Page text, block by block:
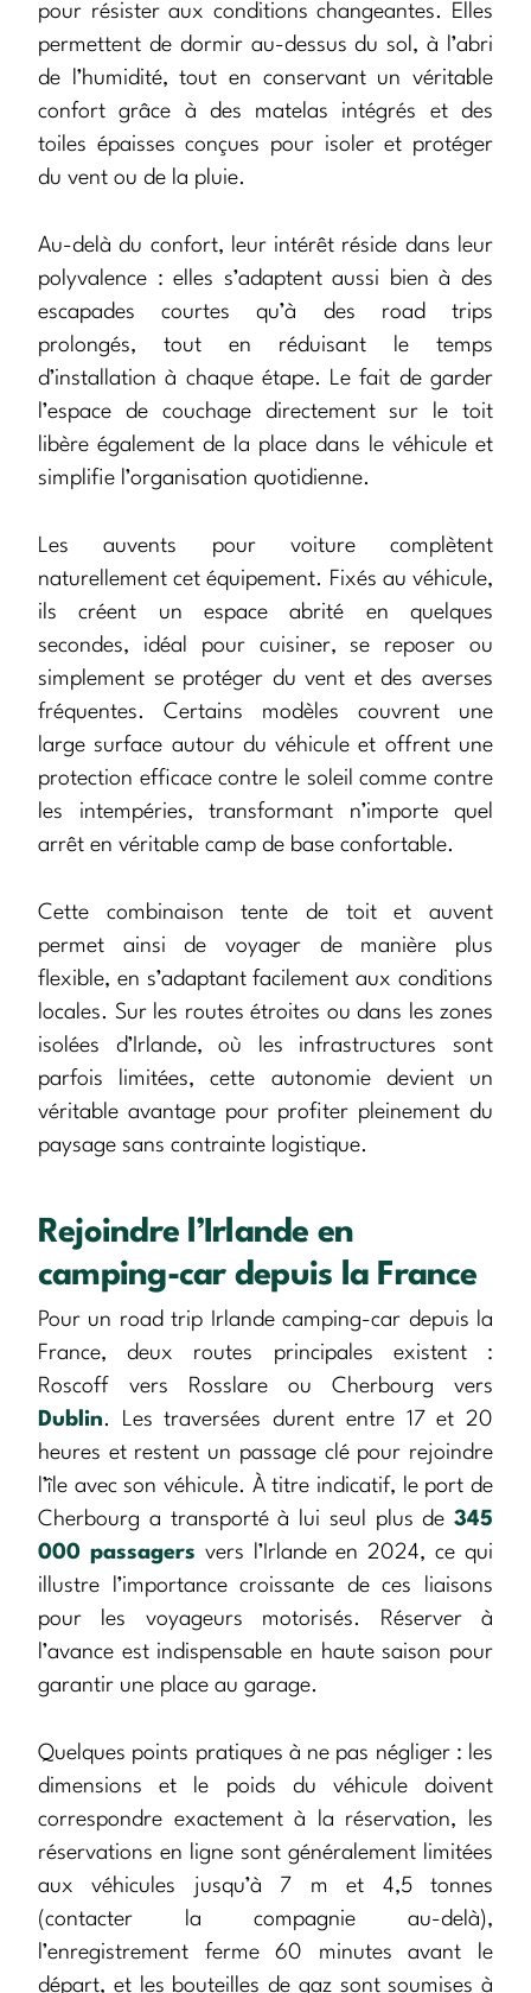
pour résister aux conditions changeantes. Elles
permettent de dormir au-dessus du sol, à l’abri
de l’humidité, tout en conservant un véritable
confort grâce à des matelas intégrés et des
toiles épaisses conçues pour isoler et protéger
du vent ou de la pluie.
Au-delà du confort, leur intérêt réside dans leur
polyvalence : elles s’adaptent aussi bien à des
escapades courtes qu’à des road trips
prolongés, tout en réduisant le temps
d’installation à chaque étape. Le fait de garder
l’espace de couchage directement sur le toit
libère également de la place dans le véhicule et
simplifie l’organisation quotidienne.
Les auvents pour voiture complètent
naturellement cet équipement. Fixés au véhicule,
ils créent un espace abrité en quelques
secondes, idéal pour cuisiner, se reposer ou
simplement se protéger du vent et des averses
fréquentes. Certains modèles couvrent une
large surface autour du véhicule et offrent une
protection efficace contre le soleil comme contre
les intempéries, transformant n’importe quel
arrêt en véritable camp de base confortable.
Cette combinaison tente de toit et auvent
permet ainsi de voyager de manière plus
flexible, en s’adaptant facilement aux conditions
locales. Sur les routes étroites ou dans les zones
isolées d’Irlande, où les infrastructures sont
parfois limitées, cette autonomie devient un
véritable avantage pour profiter pleinement du
paysage sans contrainte logistique.
Rejoindre l’Irlande en
camping-car depuis la France
Pour un road trip Irlande camping-car depuis la
France, deux routes principales existent :
Roscoff vers Rosslare ou Cherbourg vers
Dublin. Les traversées durent entre 17 et 20
heures et restent un passage clé pour rejoindre
l’île avec son véhicule. À titre indicatif, le port de
Cherbourg a transporté à lui seul plus de 345
000 passagers vers l’Irlande en 2024, ce qui
illustre l’importance croissante de ces liaisons
pour les voyageurs motorisés. Réserver à
l’avance est indispensable en haute saison pour
garantir une place au garage.
Quelques points pratiques à ne pas négliger : les
dimensions et le poids du véhicule doivent
correspondre exactement à la réservation, les
réservations en ligne sont généralement limitées
aux véhicules jusqu’à 7 m et 4,5 tonnes
(contacter la compagnie au-delà),
l’enregistrement ferme 60 minutes avant le
départ, et les bouteilles de gaz sont soumises à